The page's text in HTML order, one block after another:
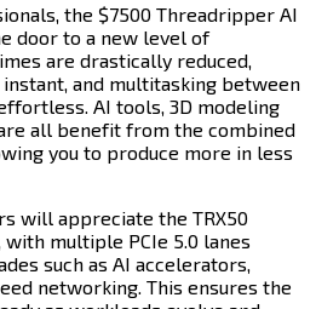
the $7500 Threadripper AI
door to a new level of
are drastically reduced,
and multitasking between
AI tools, 3D modeling
all benefit from the combined
you to produce more in less
will appreciate the TRX50
multiple PCIe 5.0 lanes
such as AI accelerators,
networking. This ensures the